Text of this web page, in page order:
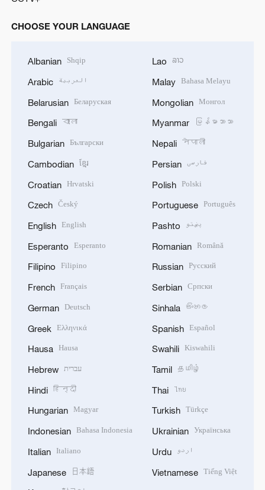
CHOOSE YOUR LANGUAGE
Albanian Shqip
Arabic العربية
Belarusian Беларуская
Bengali বাংলা
Bulgarian Български
Cambodian ខ្មែរ
Croatian Hrvatski
Czech Český
English English
Esperanto Esperanto
Filipino Filipino
French Français
German Deutsch
Greek Ελληνικά
Hausa Hausa
Hebrew עברית
Hindi हिन्दी
Hungarian Magyar
Indonesian Bahasa Indonesia
Italian Italiano
Japanese 日本語
Lao ລາວ
Malay Bahasa Melayu
Mongolian Монгол
Myanmar မြန်မာဘာသာ
Nepali नेपाली
Persian فارسی
Polish Polski
Portuguese Português
Pashto پښتو
Romanian Română
Russian Русский
Serbian Српски
Sinhala සිංහල
Spanish Español
Swahili Kiswahili
Tamil தமிழ்
Thai ไทย
Turkish Türkçe
Ukrainian Українська
Urdu اردو
Vietnamese Tiếng Việt